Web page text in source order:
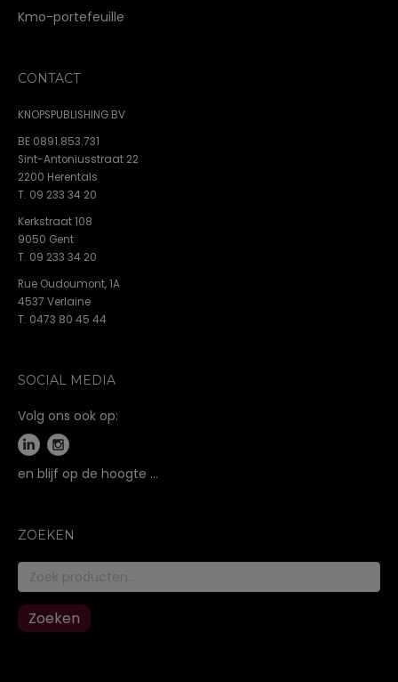
Kmo-portefeuille
CONTACT
KNOPSPUBLISHING BV
BE 0891.853.731
Sint-Antoniusstraat 22
2200 Herentals
T. 09 233 34 20
Kerkstraat 108
9050 Gent
T. 09 233 34 20
Rue Oudoumont, 1A
4537 Verlaine
T. 0473 80 45 44
SOCIAL MEDIA
Volg ons ook op:
en blijf op de hoogte …
ZOEKEN
Zoeken
naar:
Zoeken